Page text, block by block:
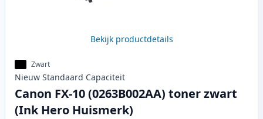
Bekijk productdetails
Zwart
Nieuw Standaard Capaciteit
Canon FX-10 (0263B002AA) toner zwart
(Ink Hero Huismerk)